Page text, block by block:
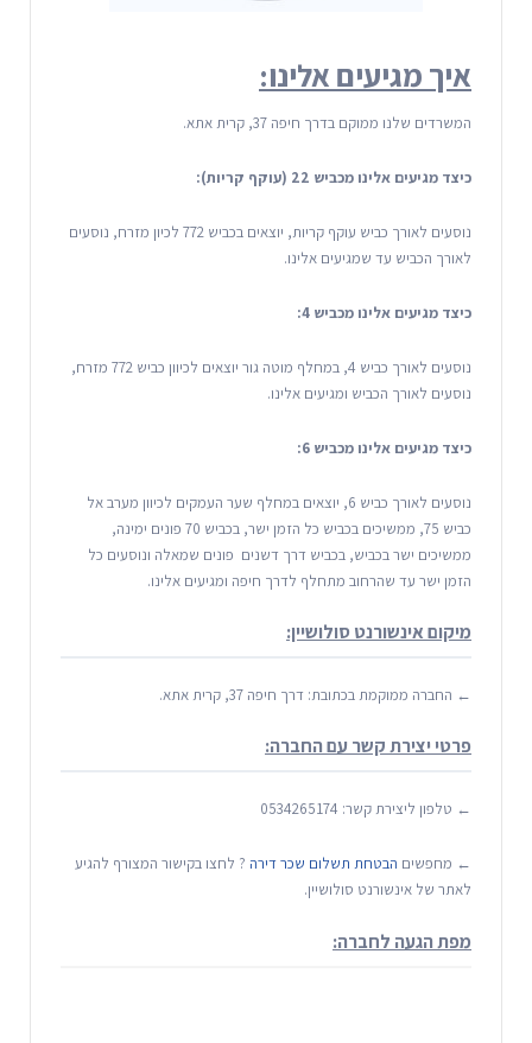
איך מגיעים אלינו:
המשרדים שלנו ממוקם בדרך חיפה 37, קרית אתא.
כיצד מגיעים אלינו מכביש 22 (עוקף קריות):
נוסעים לאורך כביש עוקף קריות, יוצאים בכביש 772 לכיון מזרח, נוסעים
לאורך הכביש עד שמגיעים אלינו.
כיצד מגיעים אלינו מכביש 4:
נוסעים לאורך כביש 4, במחלף מוטה גור יוצאים לכיוון כביש 772 מזרח,
נוסעים לאורך הכביש ומגיעים אלינו.
כיצד מגיעים אלינו מכביש 6:
נוסעים לאורך כביש 6, יוצאים במחלף שער העמקים לכיוון מערב אל
כביש 75, ממשיכים בכביש כל הזמן ישר, בכביש 70 פונים ימינה,
ממשיכים ישר בכביש, בכביש דרך דשנים פונים שמאלה ונוסעים כל
הזמן ישר עד שהרחוב מתחלף לדרך חיפה ומגיעים אלינו.
מיקום אינשורנט סולושיין:
← החברה ממוקמת בכתובת: דרך חיפה 37, קרית אתא.
פרטי יצירת קשר עם החברה:
← טלפון ליצירת קשר: 0534265174
← מחפשים הבטחת תשלום שכר דירה ? לחצו בקישור המצורף להגיע
לאתר של אינשורנט סולושיין.
מפת הגעה לחברה: